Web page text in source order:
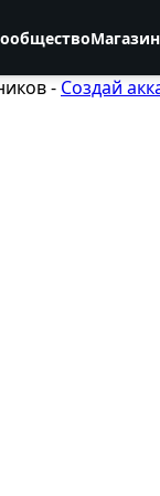
Магазин
- Создай